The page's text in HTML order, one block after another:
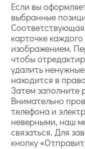
Если вы
выбранные
карточке
изображением.
чтобы
удалить
находится в
Затем заполните
Внимательно
телефона и
неверными, наш
связаться. Для
кнопку